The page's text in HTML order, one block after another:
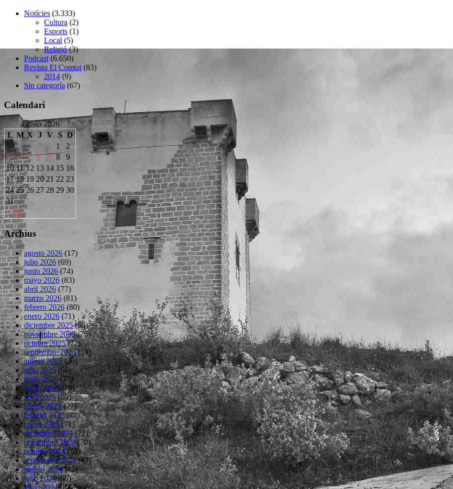
Notícies (3.333)
Cultura (2)
Esports (1)
Local (5)
Religió(3)
Podcast (6.650)
Revista El Comtat (83)
2014 (9)
Sin categoría (67)
Calendari
agosto 2026
L M X J V S D
« Jul
1
2
3
4 5 6 7 8
9
10 11 12 13 14 15 16
17 18 19 20 21 22 23
24 25 26 27 28 29 30
31
Archius
agosto 2026 (17)
julio 2026 (69)
junio 2026 (74)
mayo 2026 (83)
abril 2026 (77)
marzo 2026 (81)
febrero 2026 (80)
enero 2026 (71)
diciembre 2025(66)
noviembre 2025(76)
octubre 2025(72)
septiembre 2025(53)
agosto 2025(40)
julio 2025 (66)
junio 2025(77)
mayo 2025(78)
abril 2025(69)
marzo 2025(77)
febrero 2025(70)
enero 2025(71)
diciembre 2024(72)
noviembre 2024(70)
octubre 2024(63)
septiembre 2024(43)
agosto 2024(45)
julio 2024(66)
junio 2024(82)